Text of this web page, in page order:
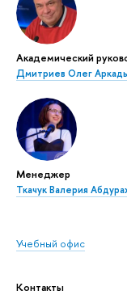
Академический
Дмитриев Олег
Менеджер
Ткачук Валерия
Учебный офис
Контакты